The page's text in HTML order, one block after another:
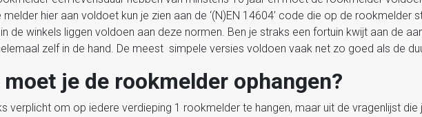
melder hier aan voldoet kun je zien aan de ‘(N)EN 14604’ code die op de rookmelder
de winkels liggen voldoen aan deze normen. Ben je straks een fortuin kwijt aan de
zelf in de hand. De meest simpele versies voldoen vaak net zo goed als de
moet je de rookmelder ophangen?
verplicht om op iedere verdieping 1 rookmelder te hangen, maar uit de vragenlijst die